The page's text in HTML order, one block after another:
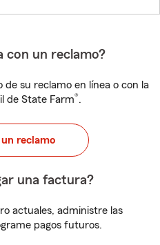
con un reclamo?
de su reclamo en línea o con la
de State Farm®.
un reclamo
una factura?
actuales, administre las
pagos futuros.